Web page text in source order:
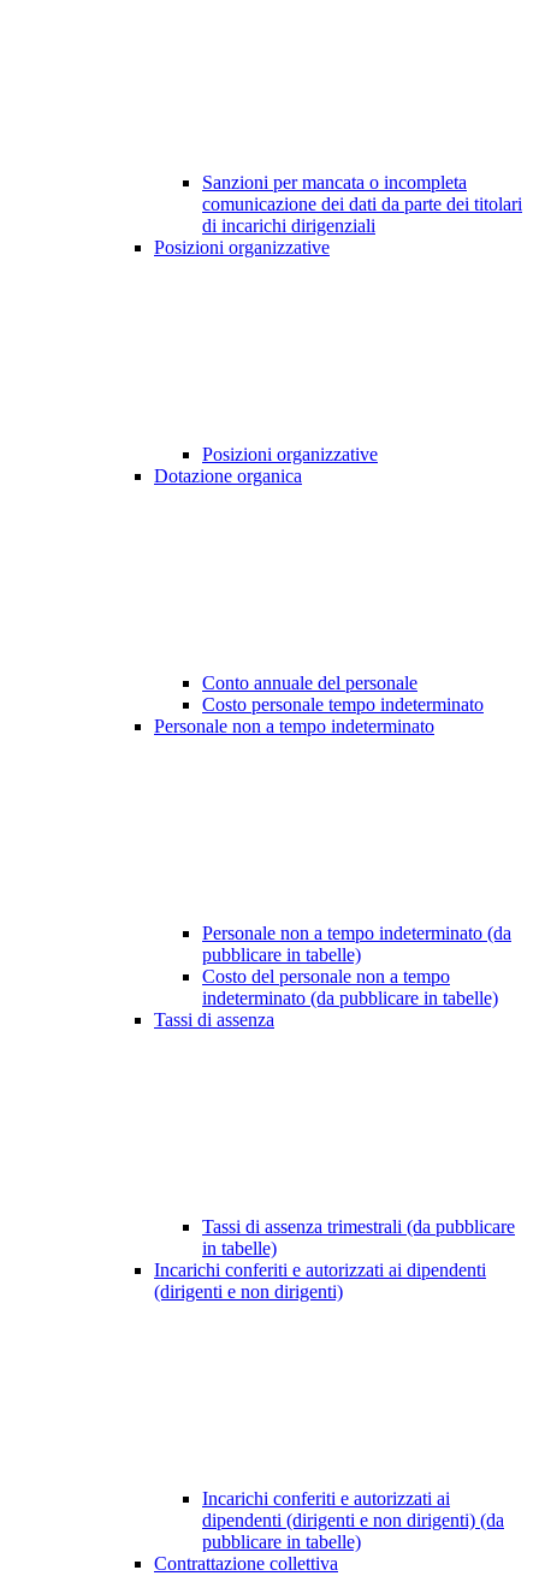
Sanzioni per mancata o incompleta
comunicazione dei dati da parte dei titolari
di incarichi dirigenziali
Posizioni organizzative
Posizioni organizzative
Dotazione organica
Conto annuale del personale
Costo personale tempo indeterminato
Personale non a tempo indeterminato
Personale non a tempo indeterminato (da
pubblicare in tabelle)
Costo del personale non a tempo
indeterminato (da pubblicare in tabelle)
Tassi di assenza
Tassi di assenza trimestrali (da pubblicare
in tabelle)
Incarichi conferiti e autorizzati ai dipendenti
(dirigenti e non dirigenti)
Incarichi conferiti e autorizzati ai
dipendenti (dirigenti e non dirigenti) (da
pubblicare in tabelle)
Contrattazione collettiva